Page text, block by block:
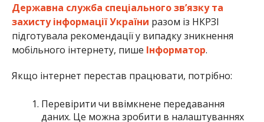
Державна служба спеціального зв’язку та
захисту інформації України разом із НКРЗІ
підготувала рекомендації у випадку зникнення
мобільного інтернету, пише Інформатор.
Якщо інтернет перестав працювати, потрібно:
Перевірити чи ввімкнене передавання
даних. Це можна зробити в налаштуваннях